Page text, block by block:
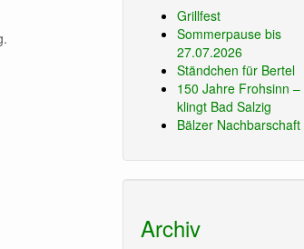
Grillfest
Sommerpause bis
27.07.2026
Ständchen für Bertel
150 Jahre Frohsinn –
klingt Bad Salzig
Bälzer Nachbarschaft
Archiv